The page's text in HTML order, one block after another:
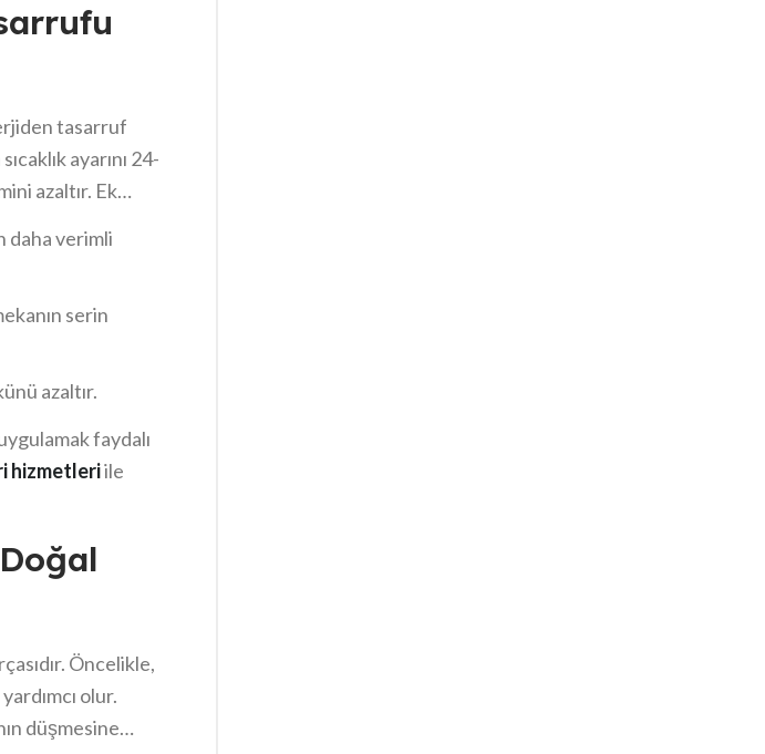
bilgi akışı ile,
tasarruf
ayarını 24-
azaltır. Ek
ve filtre değişimi
daha verimli
serin
azaltır.
faydalı
hizmetleriile
Öncelikle,
olur.
düşmesine